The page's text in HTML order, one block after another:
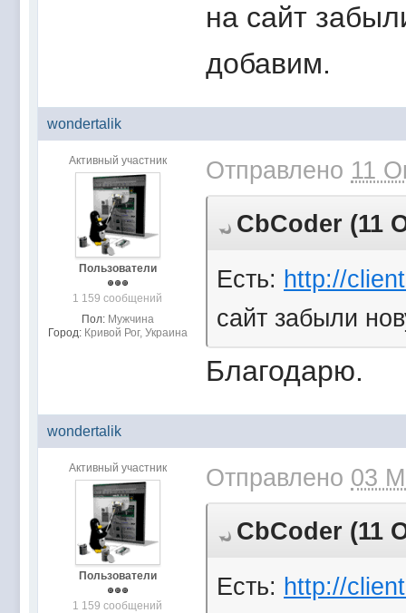
на сайт
добавим.
wondertalik
Активный участник
Пользователи
1 159 сообщений
Пол: Мужчина
Город: Кривой Рог, Украина
Отправлено 11
CbCoder (11
Есть: http://
сайт забыли
Благодарю.
wondertalik
Активный участник
Пользователи
1 159 сообщений
Отправлено 03
CbCoder (11
Есть: http://